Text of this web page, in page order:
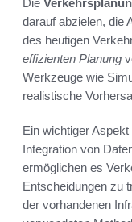
Die
darauf abzielen, die
des heutigen
effizienten Planung
Werkzeuge wie
realistische
Ein wichtiger Aspekt
Integration von
ermöglichen es
Entscheidungen zu
der vorhandenen